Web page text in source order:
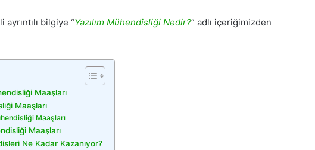
bilgiye “Yazılım Mühendisliği Nedir?” adlı içeriğimizden
Maaşları
Maaşları
Maaşları
Maaşları
Ne Kadar Kazanıyor?